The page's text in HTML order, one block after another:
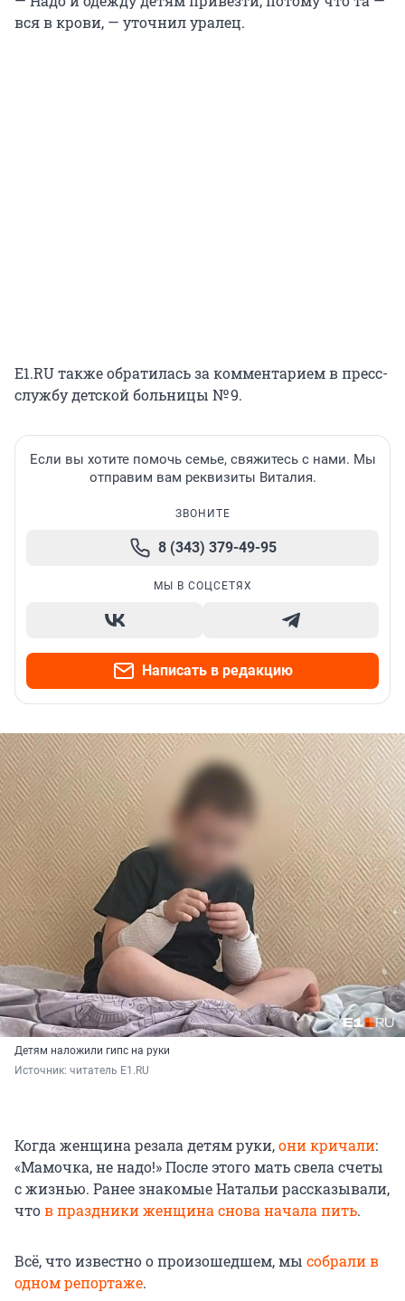
вся в крови, — уточнил уралец.
E1.RU также обратилась за комментарием в пресс-
службу детской больницы № 9.
Если вы хотите помочь семье, свяжитесь с нами. Мы
отправим вам реквизиты Виталия.
ЗВОНИТЕ
8 (343) 379-49-95
МЫ В СОЦСЕТЯХ
Написать в редакцию
Детям наложили гипс на руки
Источник: читатель E1.RU
Когда женщина резала детям руки,они кричали:
«Мамочка, не надо!» После этого мать свела счеты
с жизнью. Ранее знакомые Натальи рассказывали,
чтов праздники женщина снова начала пить.
Всё, что известно о произошедшем, мы собрали в
одном репортаже.